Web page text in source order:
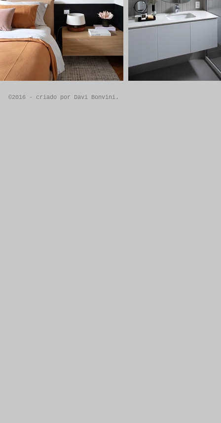
©2016 - criado por Davi Bonvini.